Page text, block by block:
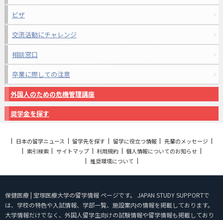
ビザ
交流活動にチャレンジ
相談窓口
卒業に際しての注意
外国人のための危機管理講座
奨学金を探す
日本の留学ニュース 留学先を探す 留学に役立つ情報
先輩のメッセージ
索引検索
サイトマップ 利用規約
個人情報についてのお知らせ
推奨環境について
保健医療 | 宝塚医療大学の留学情報 ページです。 JAPAN STUDY SUPPORTで
は、学校の特色や入試情報、学部一覧、施設案内の情報を掲載しております。
大学情報だけでなく、外国人留学生向けの試験情報や留学情報も掲載しており